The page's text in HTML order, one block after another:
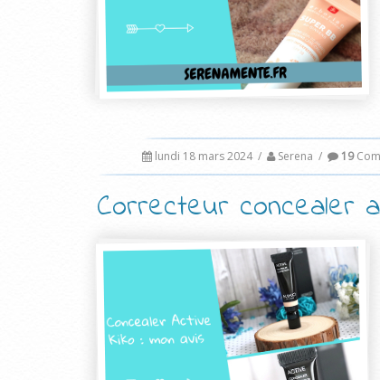
lundi 18 mars 2024 / Serena / 19
Correcteur concealer